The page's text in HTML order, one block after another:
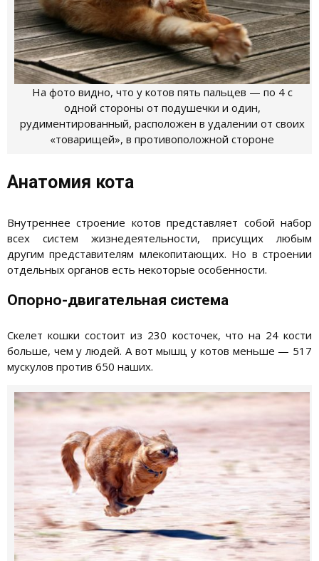
На фото видно, что у котов пять пальцев — по 4 с
одной стороны от подушечки и один,
рудиментированный, расположен в удалении от своих
«товарищей», в противоположной стороне
Анатомия кота
Внутреннее строение котов представляет собой набор
всех систем жизнедеятельности, присущих любым
другим представителям млекопитающих. Но в строении
отдельных органов есть некоторые особенности.
Опорно-двигательная система
Скелет кошки состоит из 230 косточек, что на 24 кости
больше, чем у людей. А вот мышц у котов меньше — 517
мускулов против 650 наших.